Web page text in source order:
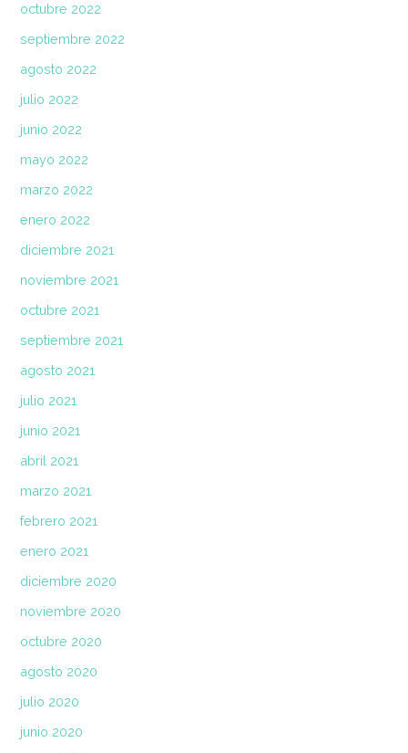
octubre 2022
septiembre 2022
agosto 2022
julio 2022
junio 2022
mayo 2022
marzo 2022
enero 2022
diciembre 2021
noviembre 2021
octubre 2021
septiembre 2021
agosto 2021
julio 2021
junio 2021
abril 2021
marzo 2021
febrero 2021
enero 2021
diciembre 2020
noviembre 2020
octubre 2020
agosto 2020
julio 2020
junio 2020